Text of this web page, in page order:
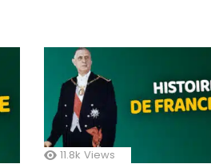
11.8k Views